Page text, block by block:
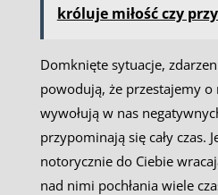
króluje miłość czy
Domknięte sytuacje,
powodują, że przestajemy o
wywołują w nas
przypominają się cały czas.
notorycznie do Ciebie
nad nimi pochłania wiele